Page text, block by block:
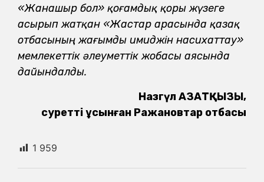
«Жанашыр бол» қоғамдық қоры жүзеге
асырып жатқан «Жастар арасында қазақ
отбасының жағымды имиджін насихаттау»
мемлекеттік әлеуметтік жобасы аясында
дайындалды.
Назгүл АЗАТҚЫЗЫ,
суретті ұсынған Ражановтар отбасы
1 959